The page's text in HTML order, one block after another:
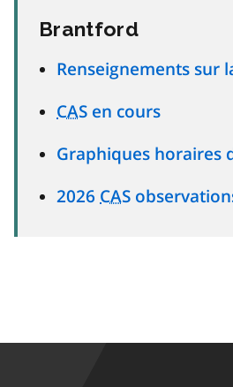
Brantford
Renseignements sur
CAS en cours
Graphiques horaires
2026 CAS